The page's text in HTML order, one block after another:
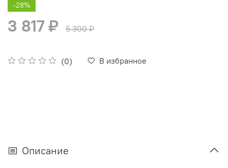
(0) В избранное
-28%
3 817 ₽ 5 300 ₽
Описание